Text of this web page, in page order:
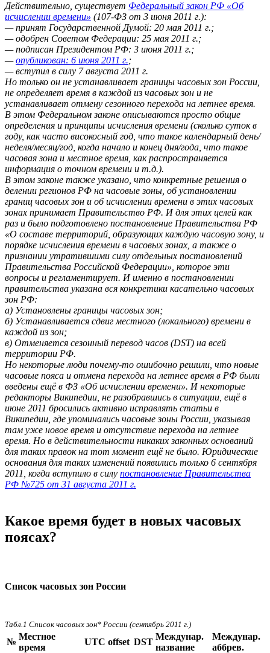
Действительно, существует Федеральный закон РФ «Об
исчислении времени» (107-ФЗ от 3 июня 2011 г.):
— принят Государственной Думой: 20 мая 2011 г.;
— одобрен Советом Федерации: 25 мая 2011 г.;
— подписан Президентом РФ: 3 июня 2011 г.;
—опубликован: 6 июня 2011 г.;
— вступил в силу 7 августа 2011 г.
Но только он не устанавливает границы часовых зон России,
не определяет время в каждой из часовых зон и не
устанавливает отмену сезонного перехода на летнее время.
В этом Федеральном законе описываются просто общие
определения и принципы исчисления времени (сколько суток в
году, как часто високосный год, что такое календарный день/
неделя/месяц/год, когда начало и конец дня/года, что такое
часовая зона и местное время, как распространяется
информация о точном времени и т.д.).
В этом законе также указано, что конкретные решения о
делении регионов РФ на часовые зоны, об установлении
границ часовых зон и об исчислении времени в этих часовых
зонах принимает Правительство РФ. И для этих целей как
раз и было подготовлено постановление Правительства РФ
«О составе территорий, образующих каждую часовую зону, и
порядке исчисления времени в часовых зонах, а также о
признании утратившими силу отдельных постановлений
Правительства Российской Федерации», которое эти
вопросы и регламентирует. И именно в постановлении
правительства указана вся конкретики касательно часовых
зон РФ:
а) Установлены границы часовых зон;
б) Устанавливается сдвиг местного (локального) времени в
каждой из зон;
в) Отменяется сезонный перевод часов (DST) на всей
территории РФ.
Но некоторые люди почему-то ошибочно решили, что новые
часовые пояса и отмена перехода на летнее время в РФ были
введены ещё в ФЗ «Об исчислении времени». И некоторые
редакторы Википедии, не разобравшись в ситуации, ещё в
июне 2011 бросились активно исправлять статьи в
Википедии, где упоминались часовые зоны России, указывая
там уже новое время и отсутствие перехода на летнее
время. Но в действительности никаких законных оснований
для таких правок на тот момент ещё не было. Юридические
основания для таких изменений появились только 6 сентября
2011, когда вступило в силу постановление Правительства
РФ №725 от 31 августа 2011 г.
Какое время будет в новых часовых
поясах?
Список часовых зон России
Табл.1 Список часовых зон* России (сентябрь 2011 г.)
№
Местное
время
UTC offset DST
Междунар.
название
Междунар.
аббрев.